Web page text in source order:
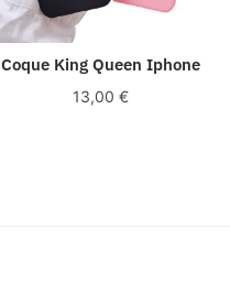
Coque King Queen Iphone
13,00€